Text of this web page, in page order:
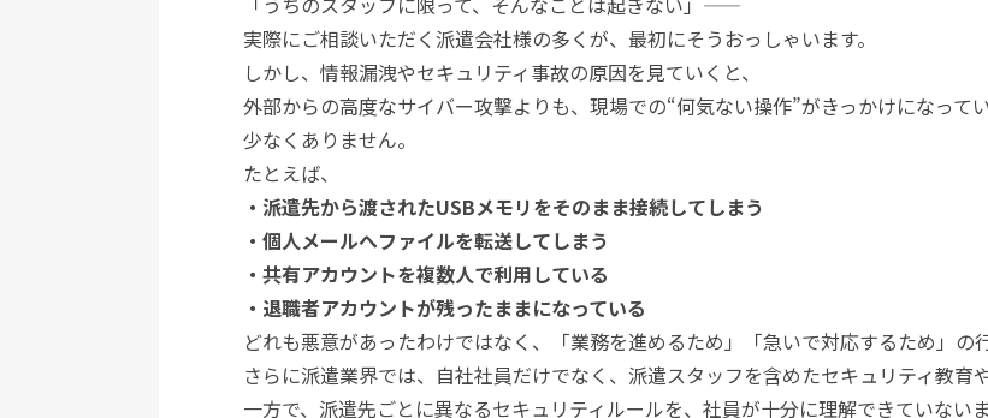
実際にご相談いただく派遣会社様の多くが、最初にそうおっしゃいます。
しかし、情報漏洩やセキュリティ事故の原因を見ていくと、
外部からの高度なサイバー攻撃よりも、現場での“何気ない操作”がきっかけになって
少なくありません。
たとえば、
・派遣先から渡されたUSBメモリをそのまま接続してしまう
・個人メールへファイルを転送してしまう
・共有アカウントを複数人で利用している
・退職者アカウントが残ったままになっている
どれも悪意があったわけではなく、「業務を進めるため」「急いで対応するため」の
さらに派遣業界では、自社社員だけでなく、派遣スタッフを含めたセキュリティ教育
一方で、派遣先ごとに異なるセキュリティルールを、社員が十分に理解できていない